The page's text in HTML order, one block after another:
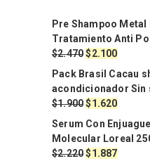
Pre Shampoo Metal
Tratamiento Anti
$2.470El
precio
original
era:
$2.470.
$2.100El
actual
es:
$2.100.
Pack Brasil Cacau
acondicionador Sin
$1.900El
precio
original
era:
$1.620El
precio
actual
es:
Serum Con
Molecular Loreal
$2.220El
$1.887El